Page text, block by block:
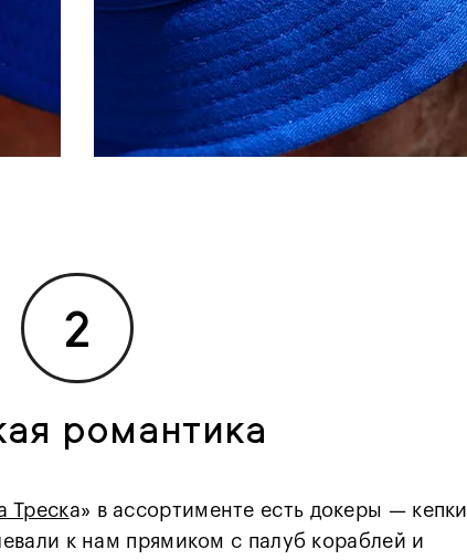
2
романтика
Треска» в ассортименте есть докеры — кепки
к нам прямиком с палуб кораблей и